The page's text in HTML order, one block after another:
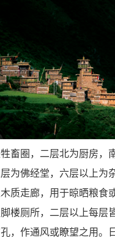
畜圈，二层北为厨房，
为佛经堂，六层以上为
质走廊，用于晾晒粮食
楼厕所，二层以上每层
，作通风或瞭望之用。